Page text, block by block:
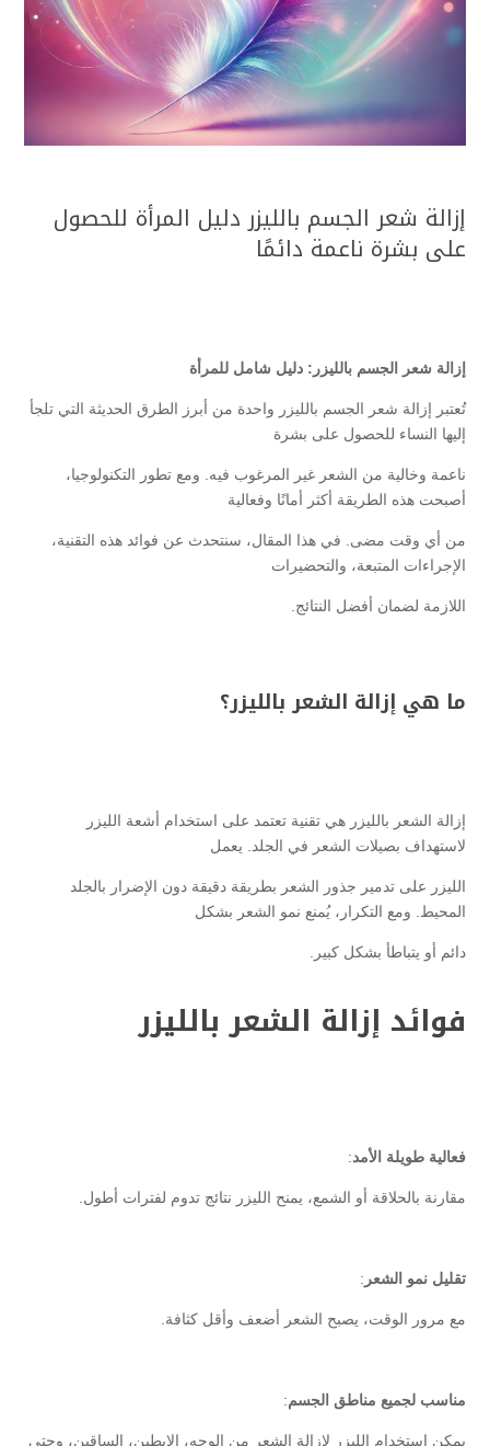
إزالة شعر الجسم بالليزر دليل المرأة للحصول
على بشرة ناعمة دائمًا
إزالة شعر الجسم بالليزر: دليل شامل للمرأة
تُعتبر إزالة شعر الجسم بالليزر واحدة من أبرز الطرق الحديثة التي تلجأ
إليها النساء للحصول على بشرة
ناعمة وخالية من الشعر غير المرغوب فيه. ومع تطور التكنولوجيا،
أصبحت هذه الطريقة أكثر أمانًا وفعالية
من أي وقت مضى. في هذا المقال، سنتحدث عن فوائد هذه التقنية،
الإجراءات المتبعة، والتحضيرات
اللازمة لضمان أفضل النتائج.
ما هي إزالة الشعر بالليزر؟
إزالة الشعر بالليزر هي تقنية تعتمد على استخدام أشعة الليزر
لاستهداف بصيلات الشعر في الجلد. يعمل
الليزر على تدمير جذور الشعر بطريقة دقيقة دون الإضرار بالجلد
المحيط. ومع التكرار، يُمنع نمو الشعر بشكل
دائم أو يتباطأ بشكل كبير.
فوائد إزالة الشعر بالليزر
فعالية طويلة الأمد:
مقارنة بالحلاقة أو الشمع، يمنح الليزر نتائج تدوم لفترات أطول.
تقليل نمو الشعر :
مع مرور الوقت، يصبح الشعر أضعف وأقل كثافة.
مناسب لجميع مناطق الجسم:
يمكن استخدام الليزر لإزالة الشعر من الوجه، الإبطين، الساقين، وحتى